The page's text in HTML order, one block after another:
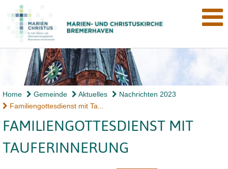
Home Gemeinde Aktuelles
Nachrichten 2023
Familiengottesdienst mit Ta...
FAMILIENGOTTESDIENST MIT
TAUFERINNERUNG